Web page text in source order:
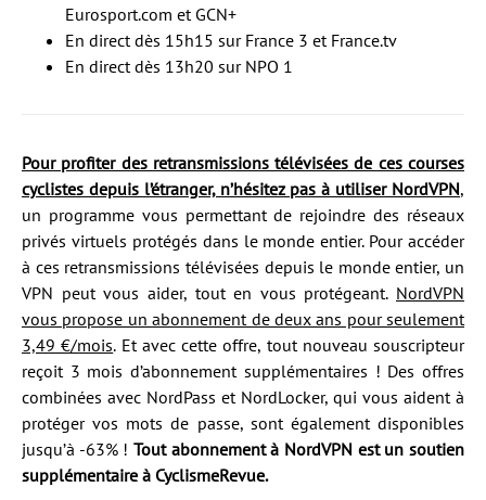
Eurosport.com et GCN+
En direct dès 15h15 sur France 3 et France.tv
En direct dès 13h20 sur NPO 1
Pour profiter des retransmissions télévisées de ces courses
cyclistes depuis l’étranger, n’hésitez pas à utiliser NordVPN,
un programme vous permettant de rejoindre des réseaux
privés virtuels protégés dans le monde entier. Pour accéder
à ces retransmissions télévisées depuis le monde entier, un
VPN peut vous aider, tout en vous protégeant. NordVPN
vous propose un abonnement de deux ans pour seulement
3,49 €/mois. Et avec cette offre, tout nouveau souscripteur
reçoit 3 mois d’abonnement supplémentaires ! Des offres
combinées avec NordPass et NordLocker, qui vous aident à
protéger vos mots de passe, sont également disponibles
jusqu’à -63% ! Tout abonnement à NordVPN est un soutien
supplémentaire à CyclismeRevue.